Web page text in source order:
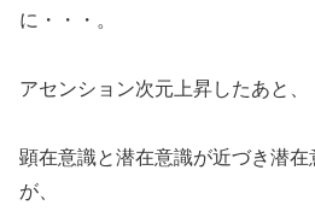
に・・・。
アセンション次元上昇したあと、
顕在意識と潜在意識が近づき潜
が、